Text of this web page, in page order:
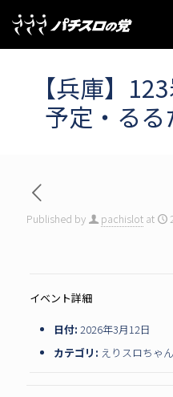
【兵庫】
予定・る
Published by pachislot at
イベント詳細
日付: 2026年3月12日
カテゴリ: えりスロちゃ